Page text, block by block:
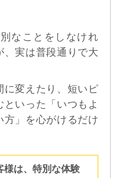
なことをしなけれ
、実は普段通りで大
に変えたり、短いピ
いった「いつもよ
方」を心がけるだけ
様は、特別な体験